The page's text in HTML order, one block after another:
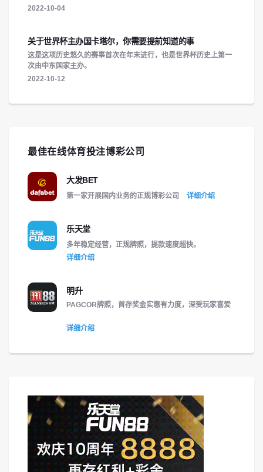
2022-10-04
关于世界杯主办国卡塔尔，你需要提前知道的事
这是这项历史悠久的赛事首次在年末进行，也是世界杯历史上第一
次由中东国家主办。
2022-10-12
最佳在线体育投注博彩公司
大发BET
第一家开展国内业务的正规博彩公司 详细介绍
乐天堂
多年稳定经营，正规牌照，提款速度超快。
详细介绍
明升
PAGCOR牌照，首存奖金实惠有力度，深受玩家喜爱
详细介绍